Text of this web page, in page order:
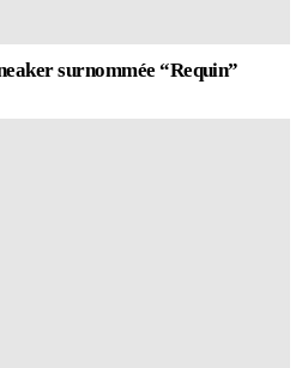
surnommée “Requin”